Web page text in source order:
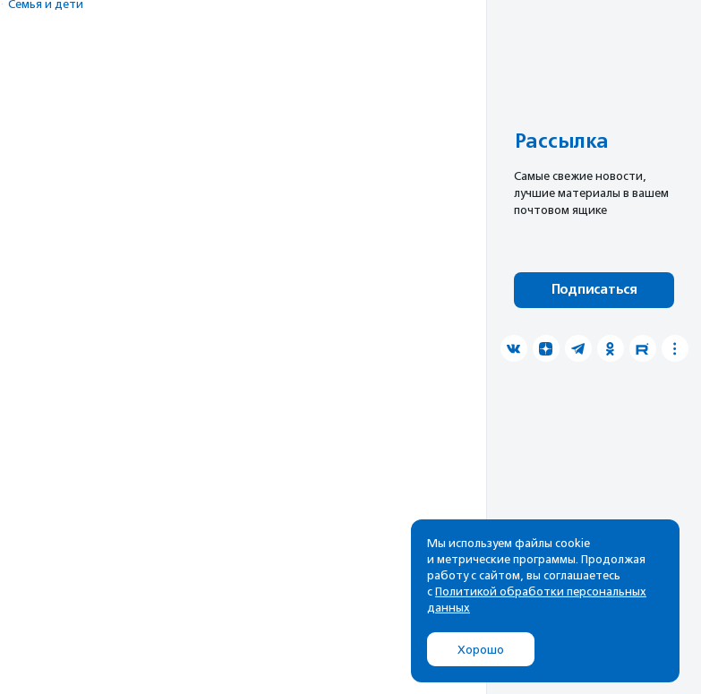
· Семья и дети
Рассылка
Cамые свежие новости,
лучшие материалы в вашем
почтовом ящике
Подписаться
Мы используем файлы cookie
и метрические программы. Продолжая
работу с сайтом, вы соглашаетесь
с Политикой обработки персональных
данных
Хорошо